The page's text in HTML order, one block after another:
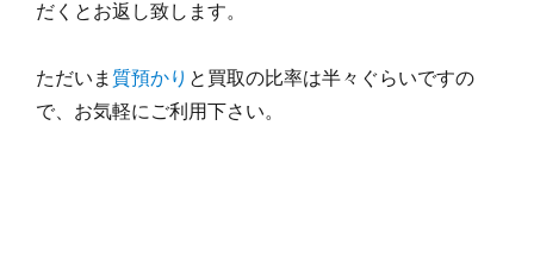
だくとお返し致します。
ただいま 質預かり と買取の比率は半々ぐらいですの
で、お気軽にご利用下さい。